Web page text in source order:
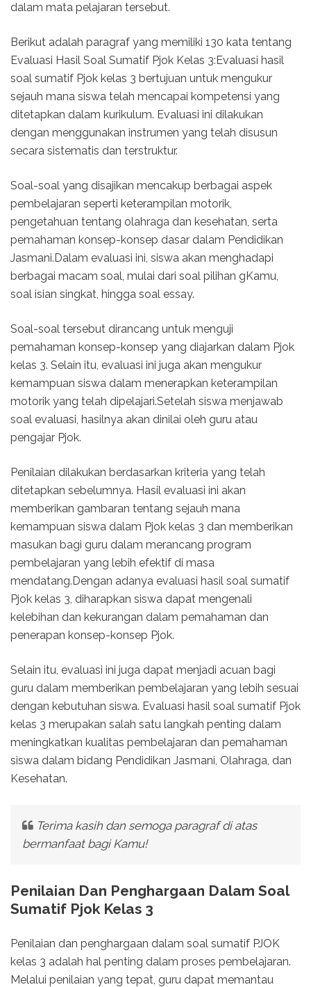
dalam mata pelajaran tersebut.
Berikut adalah paragraf yang memiliki 130 kata tentang
Evaluasi Hasil Soal Sumatif Pjok Kelas 3:Evaluasi hasil
soal sumatif Pjok kelas 3 bertujuan untuk mengukur
sejauh mana siswa telah mencapai kompetensi yang
ditetapkan dalam kurikulum. Evaluasi ini dilakukan
dengan menggunakan instrumen yang telah disusun
secara sistematis dan terstruktur.
Soal-soal yang disajikan mencakup berbagai aspek
pembelajaran seperti keterampilan motorik,
pengetahuan tentang olahraga dan kesehatan, serta
pemahaman konsep-konsep dasar dalam Pendidikan
Jasmani.Dalam evaluasi ini, siswa akan menghadapi
berbagai macam soal, mulai dari soal pilihan gKamu,
soal isian singkat, hingga soal essay.
Soal-soal tersebut dirancang untuk menguji
pemahaman konsep-konsep yang diajarkan dalam Pjok
kelas 3. Selain itu, evaluasi ini juga akan mengukur
kemampuan siswa dalam menerapkan keterampilan
motorik yang telah dipelajari.Setelah siswa menjawab
soal evaluasi, hasilnya akan dinilai oleh guru atau
pengajar Pjok.
Penilaian dilakukan berdasarkan kriteria yang telah
ditetapkan sebelumnya. Hasil evaluasi ini akan
memberikan gambaran tentang sejauh mana
kemampuan siswa dalam Pjok kelas 3 dan memberikan
masukan bagi guru dalam merancang program
pembelajaran yang lebih efektif di masa
mendatang.Dengan adanya evaluasi hasil soal sumatif
Pjok kelas 3, diharapkan siswa dapat mengenali
kelebihan dan kekurangan dalam pemahaman dan
penerapan konsep-konsep Pjok.
Selain itu, evaluasi ini juga dapat menjadi acuan bagi
guru dalam memberikan pembelajaran yang lebih sesuai
dengan kebutuhan siswa. Evaluasi hasil soal sumatif Pjok
kelas 3 merupakan salah satu langkah penting dalam
meningkatkan kualitas pembelajaran dan pemahaman
siswa dalam bidang Pendidikan Jasmani, Olahraga, dan
Kesehatan.
Terima kasih dan semoga paragraf di atas
bermanfaat bagi Kamu!
Penilaian Dan Penghargaan Dalam Soal
Sumatif Pjok Kelas 3
Penilaian dan penghargaan dalam soal sumatif PJOK
kelas 3 adalah hal penting dalam proses pembelajaran.
Melalui penilaian yang tepat, guru dapat memantau